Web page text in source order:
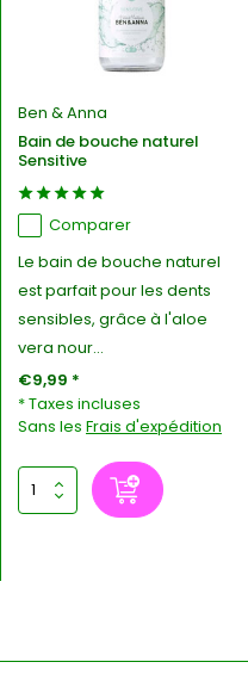
Ben & Anna
Bain de bouche naturel
Sensitive
Comparer
Le bain de bouche naturel
est parfait pour les dents
sensibles, grâce à l'aloe
vera nour...
€9,99 *
* Taxes incluses
Sans les Frais d'expédition